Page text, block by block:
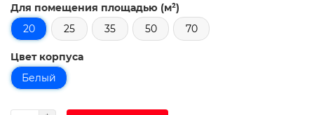
Для помещения площадью (м²)
20
25 35 50 70
Цвет корпуса
Белый